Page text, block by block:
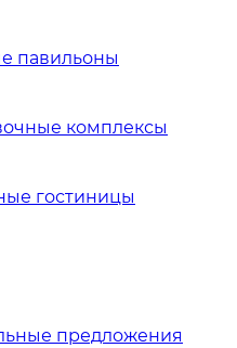
павильоны
комплексы
гостиницы
предложения